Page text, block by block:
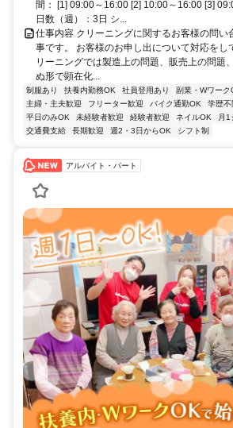
間： [1] 09:00～16:00 [2] 10:00～16:00 [3]
日数（週）：3日 シ...
仕事内容 クリーニングに関するお客様の問い
事です。 お客様のお申し出について対応をし
リーニングでは製造上の問題、販売上の問題
ぬ形で顕在化...
制服あり 扶養内勤務OK 社員登用あり 副業・Wワーク
主婦・主夫歓迎
フリーター歓迎 バイク通勤OK 学歴不
平日のみOK
未経験者歓迎 経験者歓迎 ネイルOK 月1
交通費支給
長期歓迎 週2・3日からOK シフト制
アルバイト・パート